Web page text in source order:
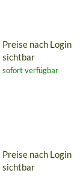
Preise nach Login
sichtbar
sofort verfügbar
Preise nach Login
sichtbar